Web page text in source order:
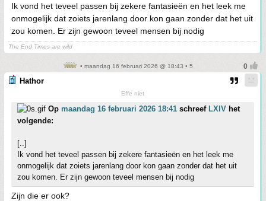
Ik vond het teveel passen bij zekere fantasieën en het leek me
onmogelijk dat zoiets jarenlang door kon gaan zonder dat het uit
zou komen. Er zijn gewoon teveel mensen bij nodig
The End Times are wild
• maandag 16 februari 2026 @ 18:43 • 5
Hathor
Effe niet
Op maandag 16 februari 2026 18:41 schreef LXIV het
volgende:
[..]
Ik vond het teveel passen bij zekere fantasieën en het leek me
onmogelijk dat zoiets jarenlang door kon gaan zonder dat het uit
zou komen. Er zijn gewoon teveel mensen bij nodig
Zijn die er ook?